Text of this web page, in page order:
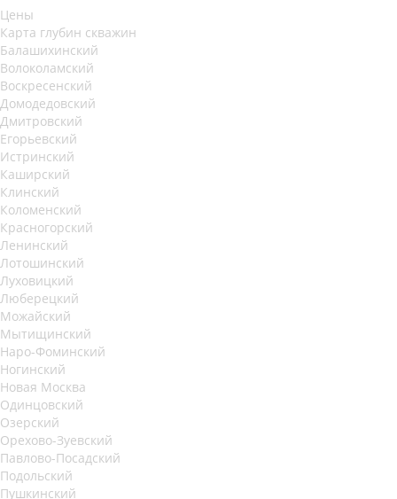
Цены
Карта глубин скважин
Балашихинский
Волоколамский
Воскресенский
Домодедовский
Дмитровский
Егорьевский
Истринский
Каширский
Клинский
Коломенский
Красногорский
Ленинский
Лотошинский
Луховицкий
Люберецкий
Можайский
Мытищинский
Наро-Фоминский
Ногинский
Новая Москва
Одинцовский
Озерский
Орехово-Зуевский
Павлово-Посадский
Подольский
Пушкинский